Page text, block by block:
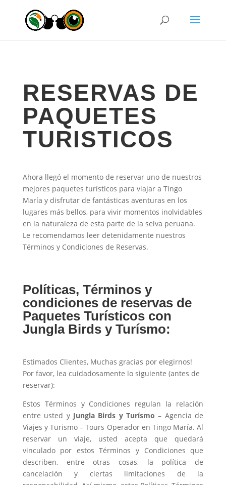
RESERVAS DE
PAQUETES
TURISTICOS
Ahora llegó el momento de reservar uno de nuestros
mejores paquetes turísticos para viajar a Tingo
María y disfrutar de fantásticas aventuras en los
lugares más bellos, para vivir momentos inolvidables
en la naturaleza de esta parte de la selva peruana.
Le recomendamos leer detenidamente nuestros
Términos y Condiciones de Reservas.
Políticas, Términos y
condiciones de reservas de
Paquetes Turísticos con
Jungla Birds y Turísmo:
Estimados Clientes, Muchas gracias por elegirnos!
Por favor, lea cuidadosamente lo siguiente (antes de
reservar):
Estos Términos y Condiciones regulan la relación
entre usted y Jungla Birds y Turísmo – Agencia de
Viajes y Turismo – Tours Operador en Tingo María. Al
reservar un viaje, usted acepta que quedará
vinculado por estos Términos y Condiciones que
describen, entre otras cosas, la política de
cancelación y ciertas limitaciones de la